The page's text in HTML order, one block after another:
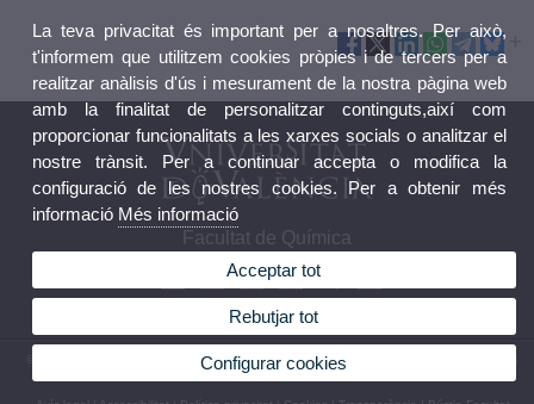
Facultat de Química
© 2026 UV. - Av. Vicent Andrés Estellés, 19. 46100 Burjassot. Espanya. Tel. (+34) 96 354
La teva privacitat és important per a nosaltres. Per això,
t'informem que utilitzem cookies pròpies i de tercers per a
realitzar anàlisis d'ús i mesurament de la nostra pàgina web
amb la finalitat de personalitzar continguts,així com
proporcionar funcionalitats a les xarxes socials o analitzar el
nostre trànsit. Per a continuar accepta o modifica la
configuració de les nostres cookies. Per a obtenir més
informació Més informació
Acceptar tot
Rebutjar tot
Configurar cookies